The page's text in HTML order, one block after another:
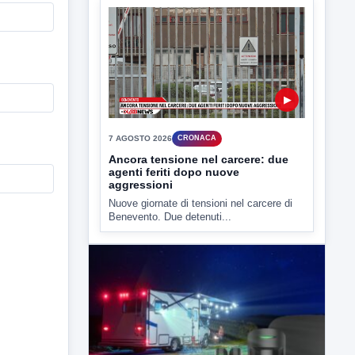
7 AGOSTO 2026 CRONACA
Ancora tensione nel carcere: due
agenti feriti dopo nuove
aggressioni
Nuove giornate di tensioni nel carcere di
Benevento. Due detenuti...